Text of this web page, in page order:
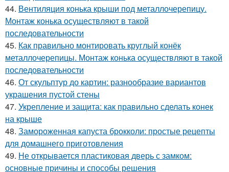
44. Вентиляция конька крыши под металлочерепицу.
Монтаж конька осуществляют в такой
последовательности
45. Как правильно монтировать круглый конёк
металлочерепицы. Монтаж конька осуществляют в такой
последовательности
46. От скульптур до картин: разнообразие вариантов
украшения пустой стены
47. Укрепление и защита: как правильно сделать конек
на крыше
48. Замороженная капуста брокколи: простые рецепты
для домашнего приготовления
49. Не открывается пластиковая дверь с замком:
основные причины и способы решения